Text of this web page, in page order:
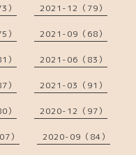
） 2021-12（79）
） 2021-09（68）
） 2021-06（83）
） 2021-03（91）
） 2020-12（97）
） 2020-09（84）